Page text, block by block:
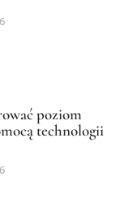
poziom
technologii